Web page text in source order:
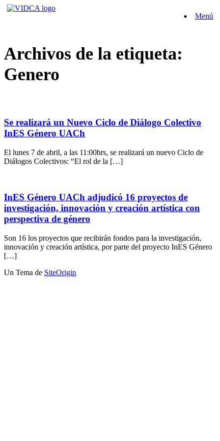
Saltar
Menú
Archivos de la etiqueta:
Genero
Se realizará un Nuevo Ciclo de Diálogo Colectivo
InES Género UACh
El lunes 7 de abril, a las 11:00hrs, se realizará un nuevo Ciclo de
Diálogos Colectivos: “El rol de la […]
InES Género UACh adjudicó 16 proyectos de
investigación, innovación y creación artística con
perspectiva de género
Son 16 los proyectos que recibirán fondos para la investigación,
innovación y creación artística, por parte del proyecto InES Género
[…]
Un Tema de SiteOrigin